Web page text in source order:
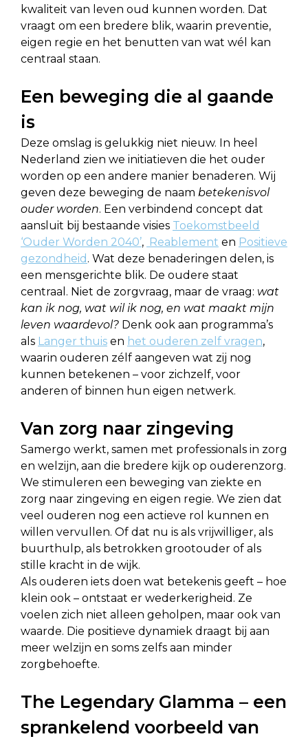
kwaliteit van leven oud kunnen worden. Dat
vraagt om een bredere blik, waarin preventie,
eigen regie en het benutten van wat wél kan
centraal staan.
Een beweging die al gaande
is
Deze omslag is gelukkig niet nieuw. In heel
Nederland zien we initiatieven die het ouder
worden op een andere manier benaderen. Wij
geven deze beweging de naam betekenisvol
ouder worden. Een verbindend concept dat
aansluit bij bestaande visies Toekomstbeeld
‘Ouder Worden 2040’, Reablement en Positieve
gezondheid . Wat deze benaderingen delen, is
een mensgerichte blik. De oudere staat
centraal. Niet de zorgvraag, maar de vraag: wat
kan ik nog, wat wil ik nog, en wat maakt mijn
leven waardevol? Denk ook aan programma’s
als Langer thuis en het ouderen zelf vragen,
waarin ouderen zélf aangeven wat zij nog
kunnen betekenen – voor zichzelf, voor
anderen of binnen hun eigen netwerk.
Van zorg naar zingeving
Samergo werkt, samen met professionals in zorg
en welzijn, aan die bredere kijk op ouderenzorg.
We stimuleren een beweging van ziekte en
zorg naar zingeving en eigen regie. We zien dat
veel ouderen nog een actieve rol kunnen en
willen vervullen. Of dat nu is als vrijwilliger, als
buurthulp, als betrokken grootouder of als
stille kracht in de wijk.
Als ouderen iets doen wat betekenis geeft – hoe
klein ook – ontstaat er wederkerigheid. Ze
voelen zich niet alleen geholpen, maar ook van
waarde. Die positieve dynamiek draagt bij aan
meer welzijn en soms zelfs aan minder
zorgbehoefte.
The Legendary Glamma – een
sprankelend voorbeeld van